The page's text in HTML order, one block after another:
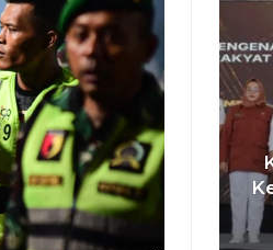
Kepala Staf
RI, Tegaskan
Sukseskan